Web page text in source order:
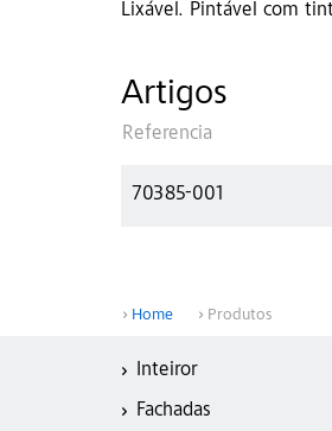
Lixável. Pintável com
Artigos
Referencia
70385-001
Home Produtos
Inteiror
Fachadas